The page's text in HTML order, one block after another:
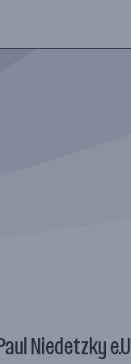
Niedetzky